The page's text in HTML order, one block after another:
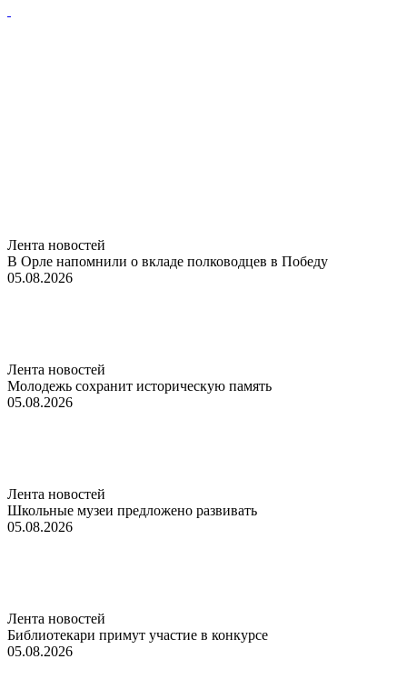
Лента новостей
В Орле напомнили о вкладе полководцев в Победу
05.08.2026
Лента новостей
Молодежь сохранит историческую память
05.08.2026
Лента новостей
Школьные музеи предложено развивать
05.08.2026
Лента новостей
Библиотекари примут участие в конкурсе
05.08.2026